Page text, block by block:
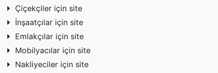
Çiçekçiler için site
İnşaatçılar için site
Emlakçılar için site
Mobilyacılar için site
Nakliyeciler için site